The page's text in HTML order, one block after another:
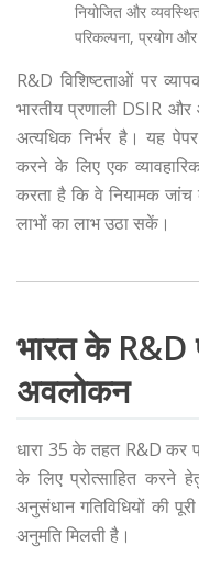
नियोजित और
परिकल्पना, प्रयोग
R&D विशिष्टताओं पर
भारतीय प्रणाली DSIR और
अत्यधिक निर्भर है। यह
करने के लिए एक
करता है कि वे नियामक
लाभों का लाभ उठा सकें।
भारत के R&D
अवलोकन
धारा 35 के तहत R&D कर
के लिए प्रोत्साहित करने
अनुसंधान गतिविधियों की
अनुमति मिलती है।